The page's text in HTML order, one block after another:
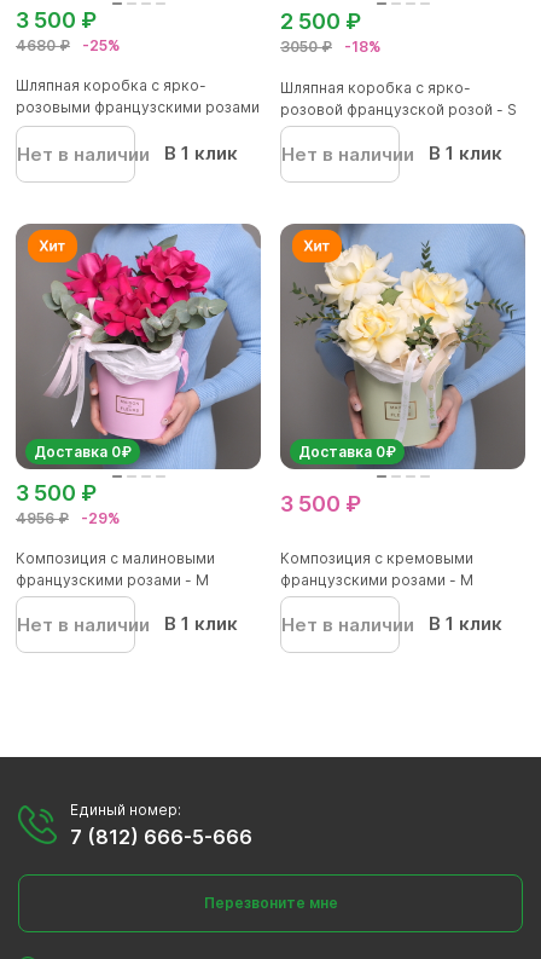
4680 ₽ -25%
3 500 ₽
Шляпная коробка с ярко-
розовыми французскими розами
- M
Нет в наличии В 1 клик
3050 ₽ -18%
2 500 ₽
Шляпная коробка с ярко-
розовой французской розой - S
Нет в наличии В 1 клик
Доставка 0₽
4956 ₽ -29%
3 500 ₽
Композиция с малиновыми
французскими розами - M
Нет в наличии В 1 клик
Доставка 0₽
3 500 ₽
Композиция с кремовыми
французскими розами - M
Нет в наличии В 1 клик
Единый номер:
7 (812) 666-5-666
Перезвоните мне